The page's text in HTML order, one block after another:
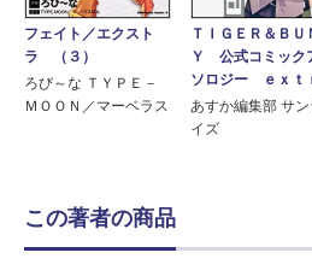
フェイト／エクスト
ラ （３）
ろび～な ＴＹＰＥ－
ＭＯＯＮ／マーベラス
ＴＩＧＥＲ＆ＢＵ
Ｙ 公式コミック
ソロジー ｅｘｔ
あすか編集部 サン
イズ
この著者の商品